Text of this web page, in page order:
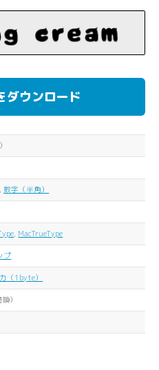
ダウンロード
, 数字（半角）
, MacTrueType
プ
（1byte）
鎖）